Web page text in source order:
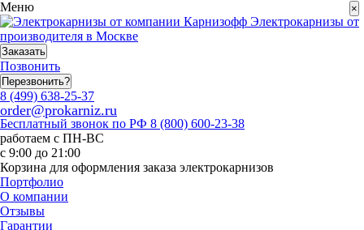
Меню
Электрокарнизы от
производителя в Москве
Заказать
Позвонить
Перезвонить?
8 (499) 638-25-37
order@prokarniz.ru
Бесплатный звонок по РФ 8 (800) 600-23-38
работаем с ПН-ВС
с 9:00 до 21:00
Корзина для оформления заказа электрокарнизов
Портфолио
О компании
Отзывы
Гарантии
×